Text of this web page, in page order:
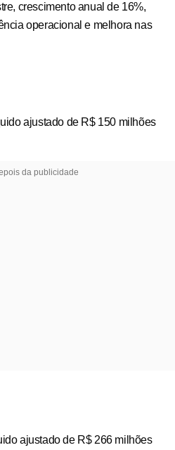
crescimento anual de 16%,
operacional e melhora nas
ajustado de R$ 150 milhões
da publicidade
ajustado de R$ 266 milhões